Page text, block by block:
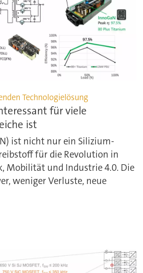
Technologielösung
für viele
ist
ist nicht nur ein Silizium-
für die Revolution in
Mobilität und Industrie 4.0. Die
weniger Verluste, neue